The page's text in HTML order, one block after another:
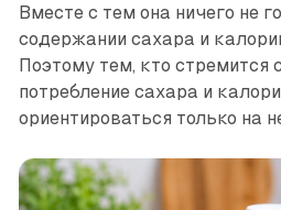
Вместе с тем она ничего не
содержании сахара и
Поэтому тем, кто стремится
потребление сахара и
ориентироваться только на